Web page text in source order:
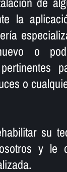
la
o
o
su
y le